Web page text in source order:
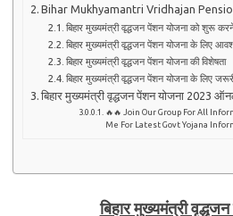
Bihar Mukhyamantri Vridhajan
बिहार मुख्यमंत्री वृद्धजन पेंशन योजना को शुरू
बिहार मुख्यमंत्री वृद्धजन पेंशन योजना के लिए
बिहार मुख्यमंत्री वृद्धजन पेंशन योजना की विशेषता
बिहार मुख्यमंत्री वृद्धजन पेंशन योजना के लिए
बिहार मुख्यमंत्री वृद्धजन पेंशन योजना 2023
🔥🔥 Join Our Group For All
Me For Latest Govt Yojana
बिहार मुख्यमंत्री